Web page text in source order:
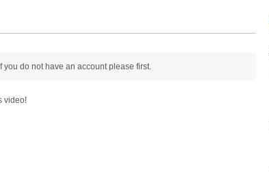
you do not have an account please first.
video!